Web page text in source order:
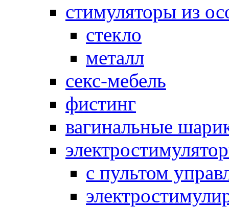
стимуляторы из
стекло
металл
секс-мебель
фистинг
вагинальные
с пультом